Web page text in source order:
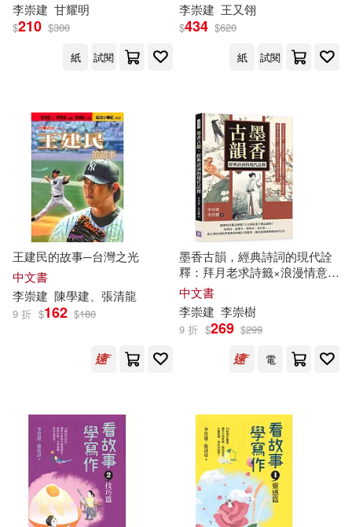
李崇建 甘耀明
$210 $300
紙
試閱
李崇建 王又翎
$434 $620
紙
試閱
王建民的故事─台灣之光
中文書
李崇建 陳學建 、張清龍
9 折 $162 $180
墨香古韻，經典詩詞的現代詮
釋：拜月老求詩籤×浪漫情意表
達×家族排輩順位×姓名避諱典
故……誰說文學不實用?古典詩
詞在生活中的超日常客串!
中文書
李崇建 李崇樹
9 折 $269 $299
電